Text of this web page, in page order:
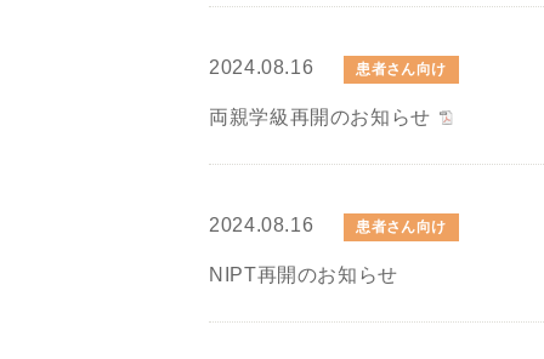
2024.08.16 患者さん向け
両親学級再開のお知らせ
2024.08.16 患者さん向け
NIPT再開のお知らせ